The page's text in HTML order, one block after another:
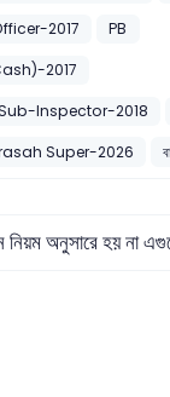
2017
PB
2017
Inspector-2018
Super-2026
অনুসারে হয় না